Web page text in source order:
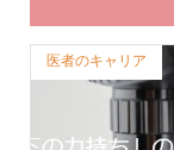
医者のキャリア